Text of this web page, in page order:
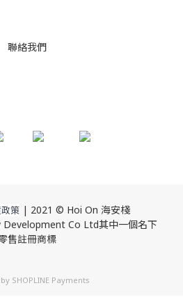
聯絡我們
策| 2021 © Hoi On 海安棧
Co Ltd其中一個名下
售註冊商標
SHOPLINE Payments